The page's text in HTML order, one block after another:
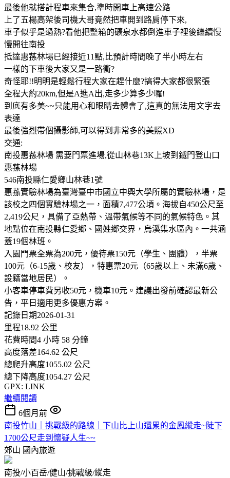
最後他就搭計程車來集合,準時開車上高速公路
上了五楊高架後司機大哥竟然把車開到路肩停下來,
車子似乎是過熱?看他把整箱的礦泉水都倒進車子裡後繼續慢
慢開往南投
抵達惠蓀林場已經接近11點,比預計時間晚了半小時左右
一樣的下車後大家又是一路衝?
奇怪耶!!明明是輕鬆行程大家在趕什麼?搞得大家都很緊張
全程大約20km,但是A進A出,走多少算多少囉!
到底有多美~~只能用心和眼睛去體會了,這真的無法用文字去
表達
最後強烈帶個攝影師,可以得到非常多的美照XD
交通:
南投惠蓀林場 需要門票進場,從山林巷13K上坡到鐵門登山口
惠蓀林場
546南投縣仁愛鄉山林巷1號
惠蓀實驗林場為臺灣臺中市國立中興大學所屬的實驗林場，是
該校之四個實驗林場之一，面積7,477公頃。海拔自450公尺至
2,419公尺，具備了亞熱帶、溫帶氣候等不同的氣候特色。其
地點位在南投縣仁愛鄉、國姓鄉交界，烏溪集水區內。一共涵
蓋19個林班。
入園門票全票為200元，優待票150元（學生、團體），半票
100元（6-15歲、校友），特惠票20元（65歲以上、未滿6歲、
設籍當地居民）。
小客車停車費另收50元，機車10元。建議出發前確認最新公
告，平日適用更多優惠方案。
記錄日期2026-01-31
里程18.92 公里
花費時間4 小時 58 分鐘
高度落差164.62 公尺
總爬升高度1055.02 公尺
總下降高度1054.27 公尺
GPX: LINK
繼續閱讀
6個月前
南投竹山｜挑戰級的路線｜下山比上山還累的金鳳縱走~陡下
1700公尺走到懷疑人生~~
郊山 國內旅遊
南投/小百岳/健山/挑戰級/縱走